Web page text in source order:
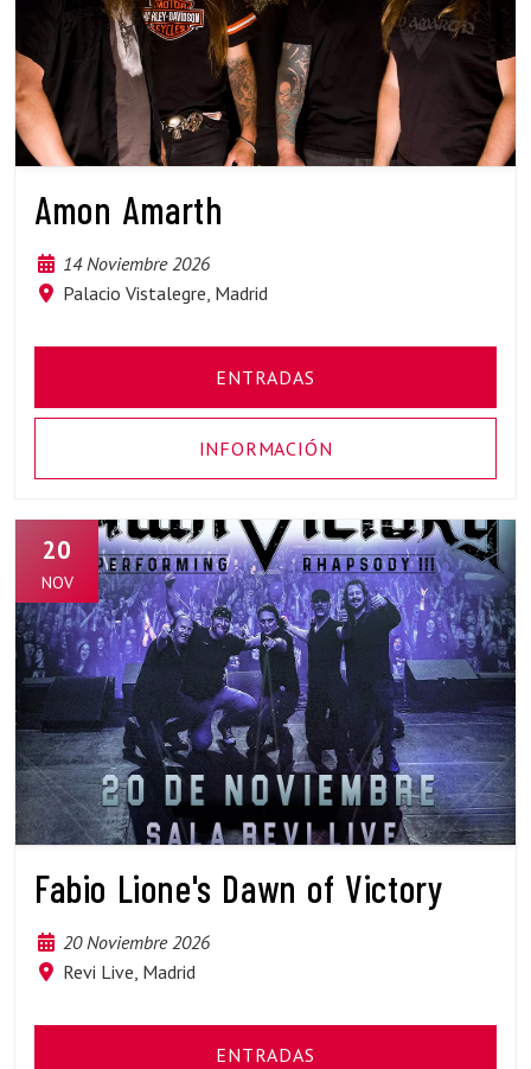
Amon Amarth
14 Noviembre 2026
Palacio Vistalegre, Madrid
ENTRADAS
INFORMACIÓN
20
NOV
Fabio Lione's Dawn of Victory
20 Noviembre 2026
Revi Live, Madrid
ENTRADAS